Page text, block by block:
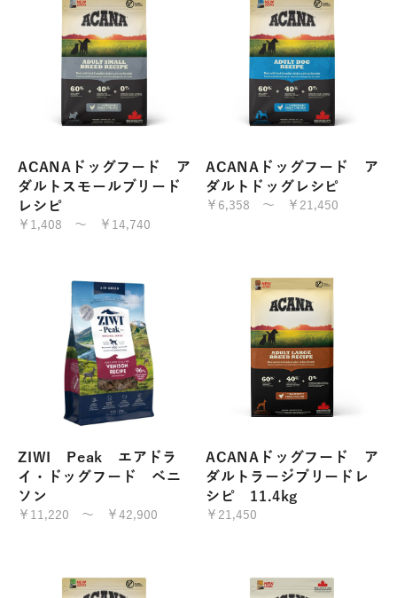
ACANAドッグフード ア
ダルトスモールブリード
レシピ
￥1,408 ～ ￥14,740
ACANAドッグフード ア
ダルトドッグレシピ
￥6,358 ～ ￥21,450
ZIWI Peak エアドラ
イ・ドッグフード ベニ
ソン
￥11,220 ～ ￥42,900
ACANAドッグフード ア
ダルトラージブリードレ
シピ 11.4kg
￥21,450